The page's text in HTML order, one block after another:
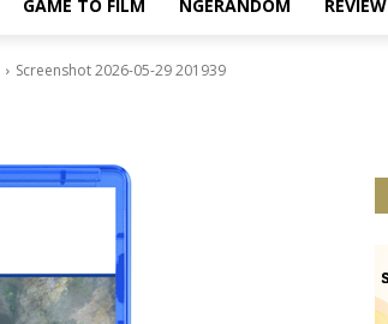
GAME TO FILM NGERANDOM REVIEW
Screenshot 2026-05-29 201939